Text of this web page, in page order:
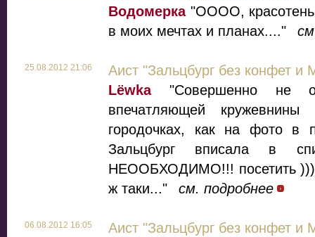
Водомерка"ОООО,
в моих мечтах и планах...."
25.08.2012 21:06
Аист "Зальцбург без конфет и
Lёwka"Совершенно не
впечатляющей
городочках, как на фото в
Зальцбург вписала в
НЕООБХОДИМО!!! посетить )))
ж таки..."
см. подробнее
06.08.2012 16:05 Аист "Зальцбург без конфет и